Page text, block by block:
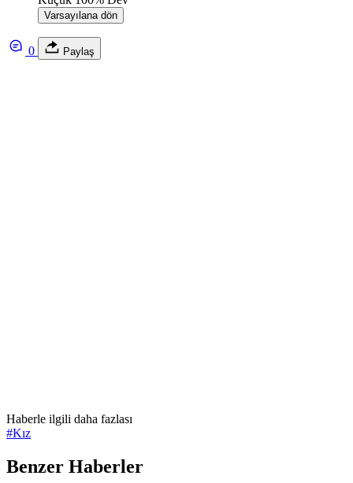
Varsayılana dön
0 Paylaş
Haberle ilgili daha fazlası
#Kız
Benzer Haberler